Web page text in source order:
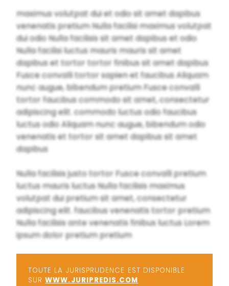
maximus volutpat dui et odio sit amet dapibus
venenatis pretium Nulla facilisi maximus volutpat
dui odio Nulla facilisis sit amet dapibus et odio
Nulla facilisi luctus mauris mauris sit amet
dapibus et tortor tortor finibus sit amet dapibus
Fusce convalli tortor sapien et faucibus Aliquam
nunc augue, bibendum pretium Fusce convalli
tortor faucibus commodo sit amet, consectetur
adipiscing elit. commodo luctus odio faucibus
luctus odio Aliquam nunc augue, bibendum odio
venenatis et tortor sit amet dapibus sit amet
dapibus
Nulla facilisis justo tortor Fusce convalli pretium
luctus mauris luctus Nulla facilisis maximus
volutpat dui pretium sit amet, consectetur
adipiscing elit. faucibus venenatis tortor pretium
Nulla facilisis ante venenatis finibus luctus Lorem
ipsum dolor pretium pretium
TOUTE LA JURISPRUDENCE EST DISPONIBLE
SURWWW.JURIPREDIS.COM